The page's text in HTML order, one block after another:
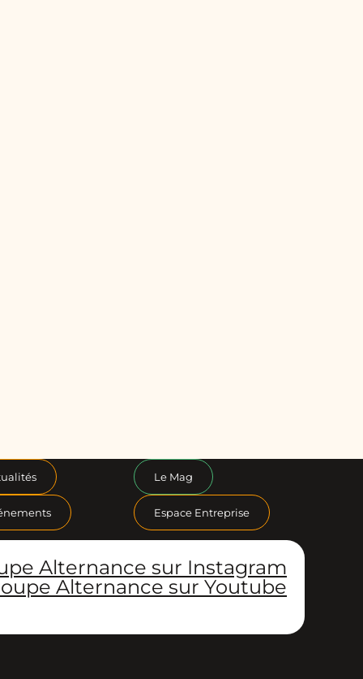
Le Mag
Espace Entreprise
Alternance sur Instagram
Alternance sur Youtube